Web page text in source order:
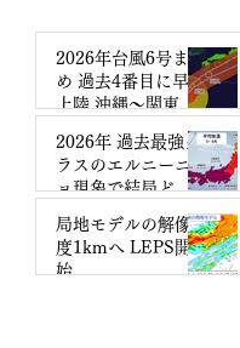
2026年台風6号まと
め 過去4番目に早い
上陸 沖縄～関東で
2026年 過去最強ク
ラスのエルニーニ
ョ現象で結局どう
局地モデルの解像
度1kmへ LEPS開
始